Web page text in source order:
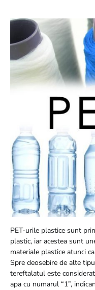
PET-urile plastice sunt
plastic, iar acestea sunt
materiale plastice atunci
Spre deosebire de alte
tereftalatul este
apa cu numarul “1”,